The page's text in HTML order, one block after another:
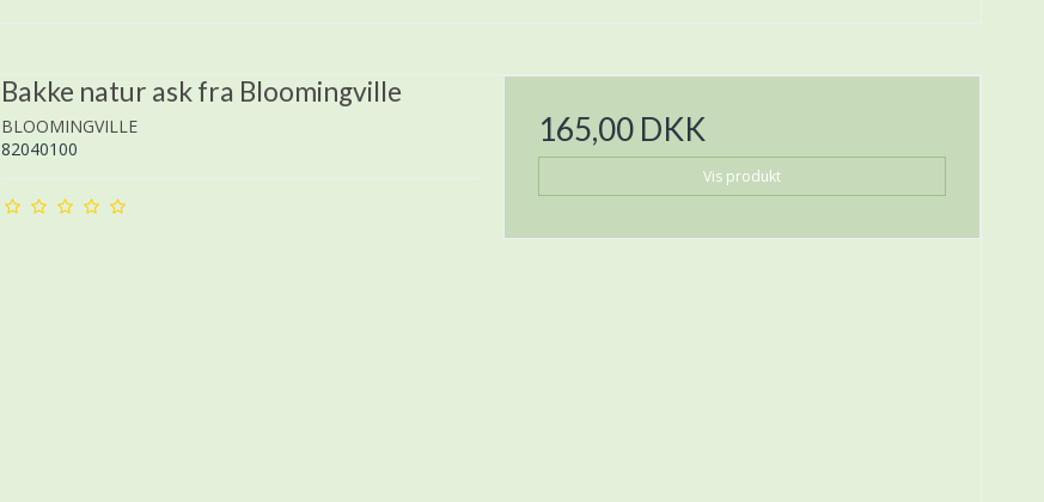
Bakke natur ask fra Bloomingville
BLOOMINGVILLE
82040100
165,00 DKK
Vis produkt